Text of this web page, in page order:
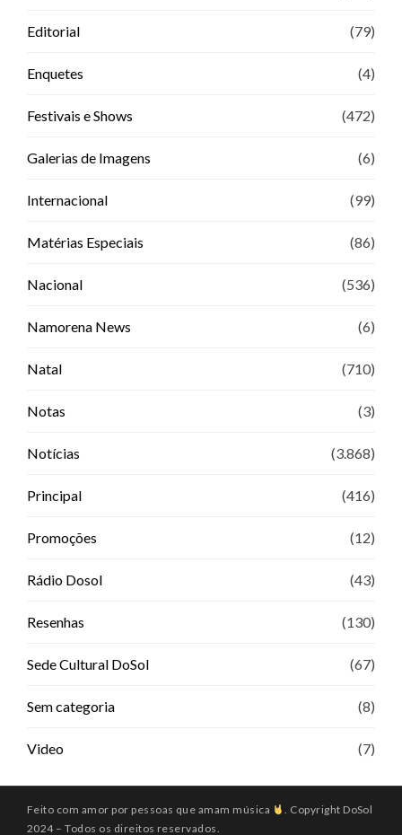
Editorial (79)
Enquetes (4)
Festivais e Shows (472)
Galerias de Imagens (6)
Internacional (99)
Matérias Especiais (86)
Nacional (536)
Namorena News (6)
Natal (710)
Notas (3)
Notícias (3.868)
Principal (416)
Promoções (12)
Rádio Dosol (43)
Resenhas (130)
Sede Cultural DoSol (67)
Sem categoria (8)
Video (7)
Feito com amor por pessoas que amam música
. Copyright DoSol
2024 – Todos os direitos reservados.